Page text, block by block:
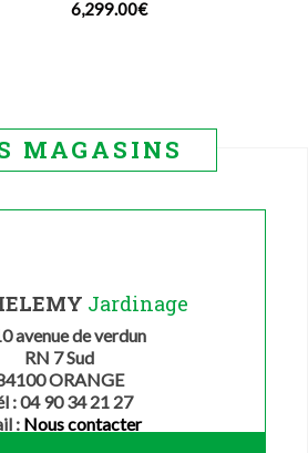
6,299.00€
MAGASINS
Jardinage
avenue de verdun
RN 7 Sud
ORANGE
: 04 90 34 21 27
: Nous contacter